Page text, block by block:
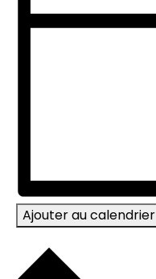
Ajouter au calendrier